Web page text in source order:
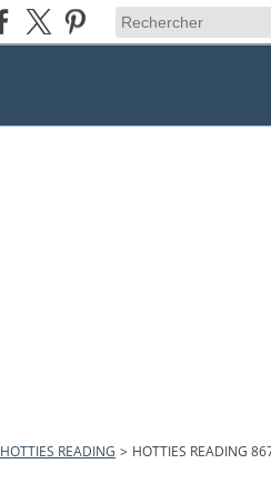
HOTTIES READING > HOTTIES READING